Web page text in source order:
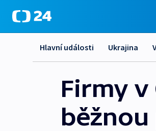
Hlavní události Ukrajina
Firmy v